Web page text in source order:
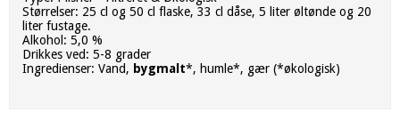
Størrelser: 25 cl og 50 cl flaske, 33 cl dåse, 5 liter øltønde og 20
liter fustage.
Alkohol: 5,0 %
Drikkes ved: 5-8 grader
Ingredienser: Vand, bygmalt*, humle*, gær (*økologisk)